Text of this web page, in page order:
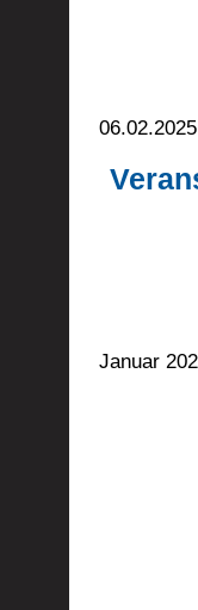
06.02.2025
Januar